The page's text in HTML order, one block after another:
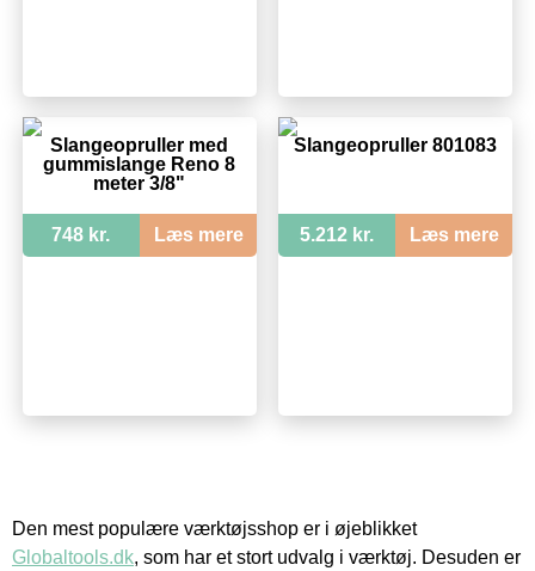
Slangeopruller med
gummislange Reno 8
meter 3/8"
748 kr. Læs mere
Slangeopruller 801083
5.212 kr. Læs mere
Den mest populære værktøjsshop er i øjeblikket
Globaltools.dk, som har et stort udvalg i værktøj. Desuden er